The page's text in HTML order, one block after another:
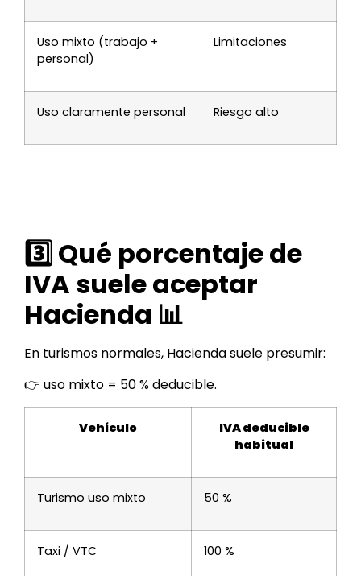
Uso mixto (trabajo +
personal)
Limitaciones
Uso claramente personal Riesgo alto
3️⃣ Qué porcentaje de
IVA suele aceptar
Hacienda 📊
En turismos normales, Hacienda suele presumir:
👉 uso mixto = 50 % deducible.
Vehículo
IVA deducible
habitual
Turismo uso mixto 50 %
Taxi / VTC 100 %